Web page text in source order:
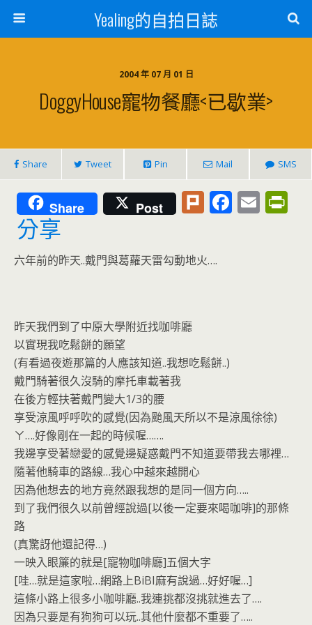
Yealing的自拍日誌
2004 年 07 月 01 日
DoggyHouse寵物餐廳<已歇業>
Share Tweet Pin Mail SMS
Share Post Pl F E
分享
六年前的昨天..戴門與葛蘿天雷勾動地火….
昨天我們到了中原大學附近找咖啡廳
以實現我吃鬆餅的願望
(有看過夜遊那篇的人應該知道..我想吃鬆餅..)
戴門騎著很久沒騎的摩托車載著我
在後方輕扶著戴門變大1/3的腰
享受涼風呼呼吹的感覺(因為颱風天所以不是涼風徐徐)
ㄚ….好像剛在一起的時候喔…….
我邊享受著戀愛的感覺邊疑惑戴門不知道要帶我去哪裡…
隨著他騎車的路線…我心中越來越開心
因為他想去的地方竟然跟我想的是同一個方向…..
到了我們很久以前曾經說過[以後一定要來喝咖啡]的那條
路
(真驚訝他還記得…)
一映入眼簾的就是[寵物咖啡廳]五個大字
[哇…就是這家啦…網路上BiBI麻有說過…好好喔…]
這條小路上很多小咖啡廳..我連挑都沒挑就進去了….
因為只要是有狗狗可以玩..其他什麼都不重要了…..